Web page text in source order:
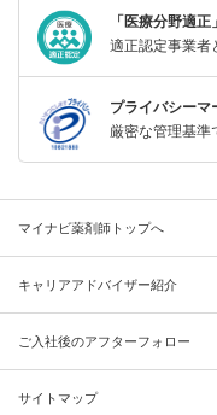
「医療分野適
適正認定事業者
プライバシーマ
厳密な管理基準
マイナビ薬剤師トップへ
キャリアアドバイザー紹介
ご入社後のアフターフォロー
サイトマップ